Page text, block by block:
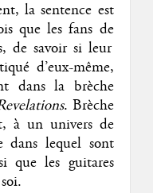
la sentence est
que les fans de
de savoir si leur
d’eux-même,
dans la brèche
. Brèche
à un univers de
dans lequel sont
que les guitares